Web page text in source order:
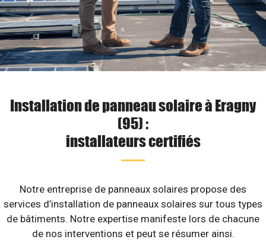
Installation de panneau solaire à Eragny
(95) :
installateurs certifiés
Notre entreprise de panneaux solaires propose des
services d’installation de panneaux solaires sur tous types
de bâtiments. Notre expertise manifeste lors de chacune
de nos interventions et peut se résumer ainsi.